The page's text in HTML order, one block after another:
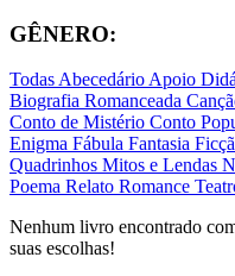
GÊNERO:
TodasAbecedárioApoio
Biografia Romanceada
Conto de Mistério Conto
Enigma Fábula Fantasia
Quadrinhos Mitos e Lendas
Poema Relato Romance
Nenhum livro encontrado
suas escolhas!